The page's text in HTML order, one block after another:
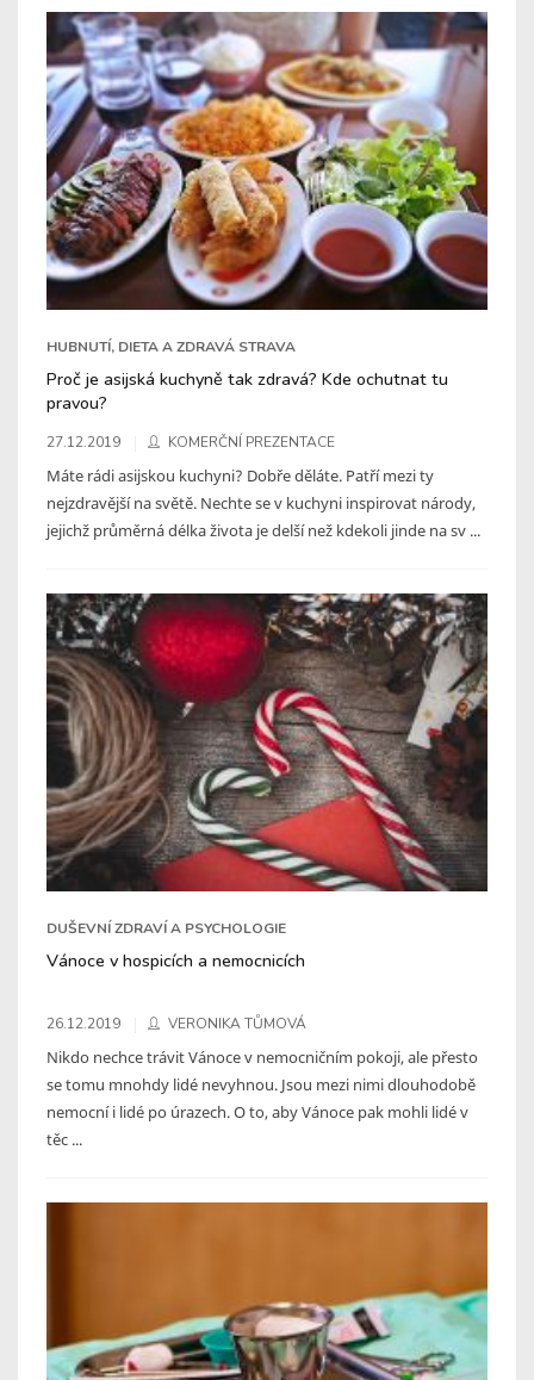
HUBNUTÍ, DIETA A ZDRAVÁ STRAVA
Proč je asijská kuchyně tak zdravá? Kde ochutnat tu
pravou?
27.12.2019 KOMERČNÍ PREZENTACE
Máte rádi asijskou kuchyni? Dobře děláte. Patří mezi ty
nejzdravější na světě. Nechte se v kuchyni inspirovat národy,
jejichž průměrná délka života je delší než kdekoli jinde na sv ...
DUŠEVNÍ ZDRAVÍ A PSYCHOLOGIE
Vánoce v hospicích a nemocnicích
26.12.2019 VERONIKA TŮMOVÁ
Nikdo nechce trávit Vánoce v nemocničním pokoji, ale přesto
se tomu mnohdy lidé nevyhnou. Jsou mezi nimi dlouhodobě
nemocní i lidé po úrazech. O to, aby Vánoce pak mohli lidé v
těc ...